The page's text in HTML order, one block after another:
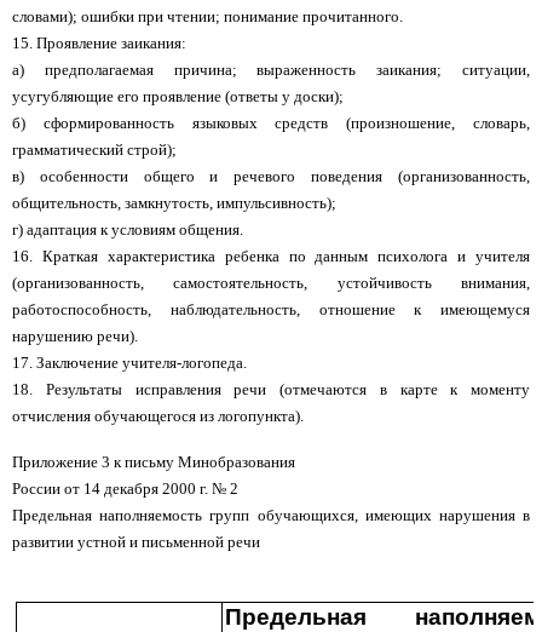
словами); ошибки при чтении; понимание прочитанного.
15. Проявление заикания:
а) предполагаемая причина; выраженность заикания; ситуации,
усугубляющие его проявление (ответы у доски);
б) сформированность языковых средств (произношение, словарь,
грамматический строй);
в) особенности общего и речевого поведения (организованность,
общительность, замкнутость, импульсивность);
г) адаптация к условиям общения.
16. Краткая характеристика ребенка по данным психолога и учителя
(организованность, самостоятельность, устойчивость внимания,
работоспособность, наблюдательность, отношение к имеющемуся
нарушению речи).
17. Заключение учителя-логопеда.
18. Результаты исправления речи (отмечаются в карте к моменту
отчисления обучающегося из логопункта).
Приложение 3 к письму Минобразования
России от 14 декабря 2000 г. № 2
Предельная наполняемость групп обучающихся, имеющих нарушения в
развитии устной и письменной речи
Предельная